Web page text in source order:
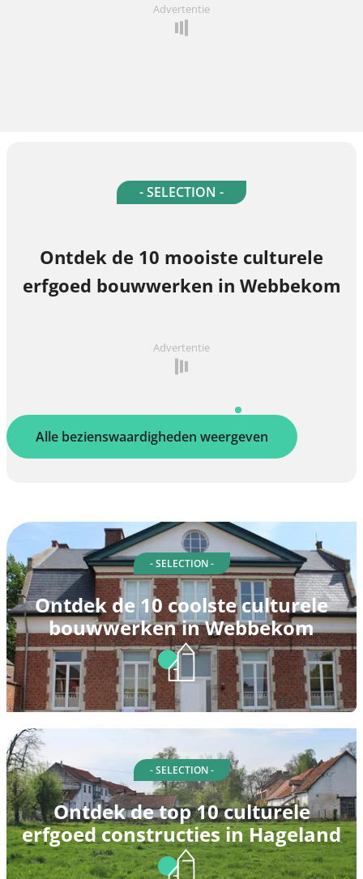
Advertentie
- SELECTION -
Ontdek de 10 mooiste culturele
erfgoed bouwwerken in Webbekom
Advertentie
Alle bezienswaardigheden weergeven
- SELECTION -
Ontdek de 10 coolste culturele
bouwwerken in Webbekom
- SELECTION -
Ontdek de top 10 culturele
erfgoed constructies in Hageland